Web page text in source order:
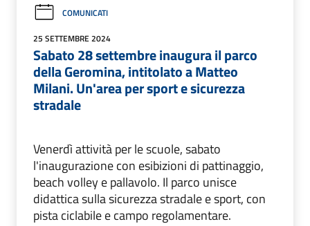
COMUNICATI
25 SETTEMBRE 2024
Sabato 28 settembre inaugura il parco
della Geromina, intitolato a Matteo
Milani. Un'area per sport e sicurezza
stradale
Venerdì attività per le scuole, sabato
l'inaugurazione con esibizioni di pattinaggio,
beach volley e pallavolo. Il parco unisce
didattica sulla sicurezza stradale e sport, con
pista ciclabile e campo regolamentare.